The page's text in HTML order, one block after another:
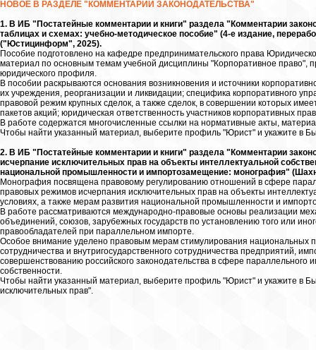
НОВОЕ В РАЗДЕЛЕ "КОММЕНТАРИИ ЗАКОНОДАТЕЛЬСТВА"
1. В ИБ "Постатейные комментарии и книги" раздела "Комментарии
таблицах и схемах: учебно-методическое пособие" (4-е издание,
("Юстицинформ", 2025).
Пособие подготовлено на кафедре предпринимательского права
материал по основным темам учебной дисциплины "Корпоративное право",
юридического профиля.
В пособии раскрываются основания возникновения и источники
их учреждения, реорганизации и ликвидации; специфика корпоративного
правовой режим крупных сделок, а также сделок, в совершении которых
пакетов акций; юридическая ответственность участников корпоративных
В работе содержатся многочисленные ссылки на нормативные акты,
Чтобы найти указанный материал, выберите профиль "Юрист" и укажите в
2. В ИБ "Постатейные комментарии и книги" раздела "Комментарии
исчерпание исключительных прав на объекты интеллектуальной
национальной промышленности и импортозамещение: монография"
Монография посвящена правовому регулированию отношений в сфере
правовых режимов исчерпания исключительных прав на объекты
условиях, а также мерам развития национальной промышленности и
В работе рассматриваются международно-правовые основы реализации
объединений, союзов, зарубежных государств по установлению того или
правообладателей при параллельном импорте.
Особое внимание уделено правовым мерам стимулирования национальных
сотрудничества и внутригосударственного сотрудничества предприятий,
совершенствованию российского законодательства в сфере параллельного
собственности.
Чтобы найти указанный материал, выберите профиль "Юрист" и укажите в
исключительных прав".